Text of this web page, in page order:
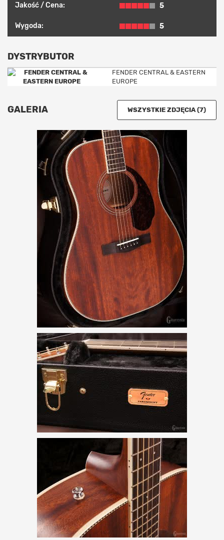
Jakość / Cena: 5
Wygoda: 5
DYSTRYBUTOR
FENDER CENTRAL & EASTERN
EUROPE
GALERIA WSZYSTKIE ZDJĘCIA (7)